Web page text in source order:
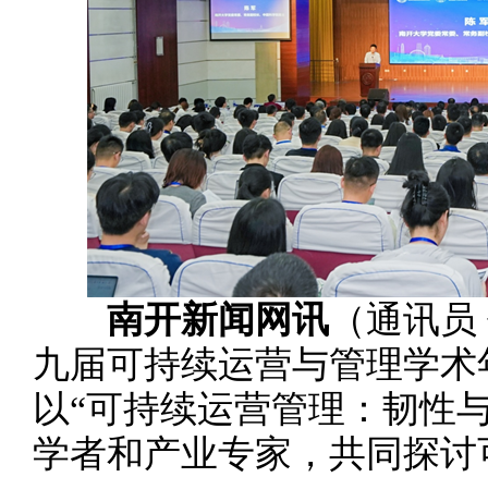
南开新闻网讯 （通讯
九届可持续运营与管理学
以“可持续运营管理：韧性
学者和产业专家，共同探